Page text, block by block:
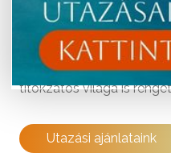
szerint fénykorában
volt. Tikal nagy részét -
Park szívét, a mai
északkeletre – még nem
titokzatos világa is
Utazási ajánlataink